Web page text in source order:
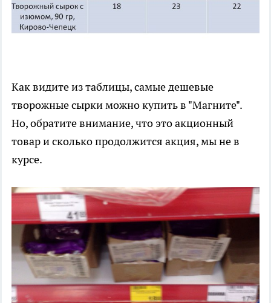
Как видите из таблицы, самые дешевые
творожные сырки можно купить в "Магните".
Но, обратите внимание, что это акционный
товар и сколько продолжится акция, мы не в
курсе.